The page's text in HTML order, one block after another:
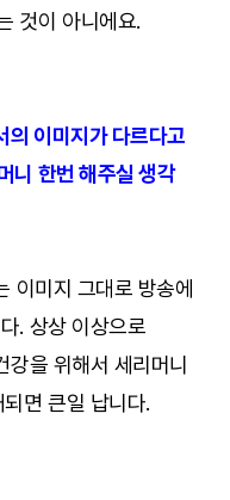
것이 아니에요.
의 이미지가 다르다고
니 한번 해주실 생각
이미지 그대로 방송에
. 상상 이상으로
을 위해서 세리머니
면 큰일 납니다.